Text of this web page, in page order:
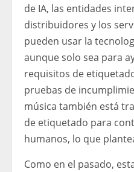
de IA, las entidades
distribuidores y los
pueden usar la
aunque solo sea para
requisitos de
pruebas de
música también está
de etiquetado para
humanos, lo que
Como en el pasado,